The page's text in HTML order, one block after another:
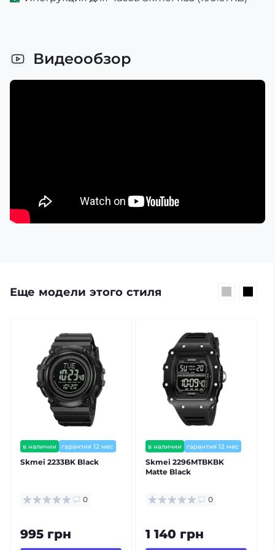
Видеообзор
Еще модели этого стиля
в наличии гарантия 12 мес
Skmei 2233BK Black
0
995 грн
в наличии гарантия 12 мес
Skmei 2296MTBKBK
Matte Black
0
1 140 грн